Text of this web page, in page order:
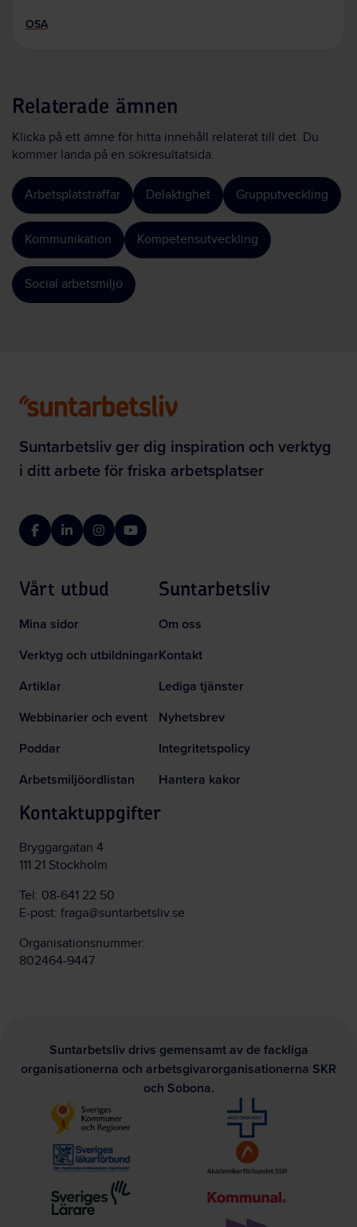
OSA
Relaterade ämnen
Klicka på ett ämne för hitta innehåll relaterat till det. Du
kommer landa på en sökresultatsida.
Arbetsplatsträffar Delaktighet Grupputveckling
Kommunikation Kompetensutveckling
Social arbetsmiljö
Suntarbetsliv ger dig inspiration och verktyg
i ditt arbete för friska arbetsplatser
FacebookLinkedInInstagramYouTube
Vårt utbud
Mina sidor
Verktyg och utbildningar
Artiklar
Webbinarier och event
Poddar
Arbetsmiljöordlistan
Suntarbetsliv
Om oss
Kontakt
Lediga tjänster
Nyhetsbrev
Integritetspolicy
Hantera kakor
Kontaktuppgifter
Bryggargatan 4
111 21 Stockholm
Tel: 08-641 22 50
E-post: fraga@suntarbetsliv.se
Organisationsnummer:
802464-9447
Suntarbetsliv drivs gemensamt av de fackliga
organisationerna och arbetsgivarorganisationerna SKR
och Sobona.